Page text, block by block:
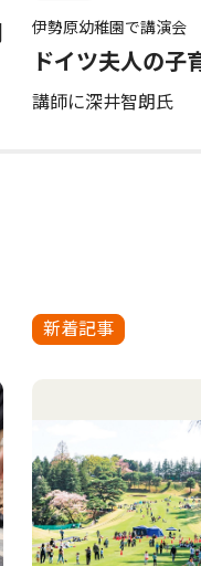
伊勢原幼稚園で講演会
ドイツ夫人の子
講師に深井智朗氏
新着記事